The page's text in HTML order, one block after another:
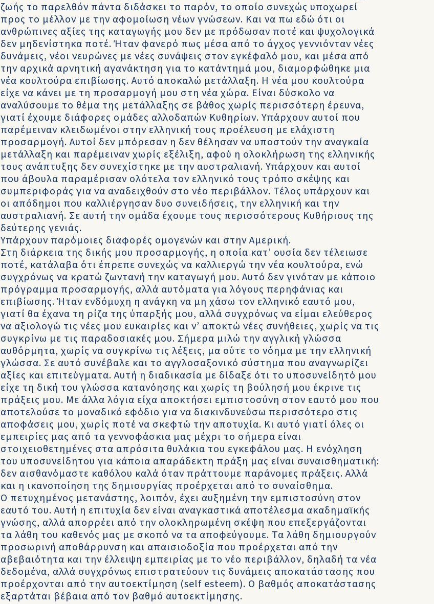
ζωής το παρελθόν πάντα διδάσκει το παρόν, το οποίο συνεχώς υποχωρεί
προς το μέλλον με την αφομοίωση νέων γνώσεων. Και να πω εδώ ότι οι
ανθρώπινες αξίες της καταγωγής μου δεν με πρόδωσαν ποτέ και ψυχολογικά
δεν μηδενίστηκα ποτέ. Ήταν φανερό πως μέσα από το άγχος γεννιόνταν νέες
δυνάμεις, νέοι νευρώνες με νέες συνάψεις στον εγκέφαλό μου, και μέσα από
την αρχικά αρνητική αγανάκτηση για το κατάντημά μου, διαμορφώθηκε μια
νέα κουλτούρα επιβίωσης. Αυτό αποκαλώ μετάλλαξη. Η νέα μου κουλτούρα
είχε να κάνει με τη προσαρμογή μου στη νέα χώρα. Είναι δύσκολο να
αναλύσουμε το θέμα της μετάλλαξης σε βάθος χωρίς περισσότερη έρευνα,
γιατί έχουμε διάφορες ομάδες αλλοδαπών Κυθηρίων. Υπάρχουν αυτοί που
παρέμειναν κλειδωμένοι στην ελληνική τους προέλευση με ελάχιστη
προσαρμογή. Αυτοί δεν μπόρεσαν η δεν θέλησαν να υποστούν την αναγκαία
μετάλλαξη και παρέμειναν χωρίς εξέλιξη, αφού η ολοκλήρωση της ελληνικής
τους ανάπτυξης δεν συνεχίστηκε με την αυστραλιανή. Υπάρχουν και αυτοί
που άβουλα παραμέρισαν ολότελα τον ελληνικό τους τρόπο σκέψης και
συμπεριφοράς για να αναδειχθούν στο νέο περιβάλλον. Τέλος υπάρχουν και
οι απόδημοι που καλλιέργησαν δυο συνειδήσεις, την ελληνική και την
αυστραλιανή. Σε αυτή την ομάδα έχουμε τους περισσότερους Κυθήριους της
δεύτερης γενιάς.
Υπάρχουν παρόμοιες διαφορές ομογενών και στην Αμερική.
Στη διάρκεια της δικής μου προσαρμογής, η οποία κατ’ ουσία δεν τέλειωσε
ποτέ, κατάλαβα ότι έπρεπε συνεχώς να καλλιεργώ την νέα κουλτούρα, ενώ
συγχρόνως να κρατώ ζωντανή την καταγωγή μου. Αυτό δεν γινόταν με κάποιο
πρόγραμμα προσαρμογής, αλλά αυτόματα για λόγους περηφάνιας και
επιβίωσης. Ήταν ενδόμυχη η ανάγκη να μη χάσω τον ελληνικό εαυτό μου,
γιατί θα έχανα τη ρίζα της ύπαρξής μου, αλλά συγχρόνως να είμαι ελεύθερος
να αξιολογώ τις νέες μου ευκαιρίες και ν’ αποκτώ νέες συνήθειες, χωρίς να τις
συγκρίνω με τις παραδοσιακές μου. Σήμερα μιλώ την αγγλική γλώσσα
αυθόρμητα, χωρίς να συγκρίνω τις λέξεις, μα ούτε το νόημα με την ελληνική
γλώσσα. Σε αυτό συνέβαλε και το αγγλοσαξονικό σύστημα που αναγνωρίζει
αξίες και επιτεύγματα. Αυτή η διαδικασία με δίδαξε ότι το υποσυνείδητό μου
είχε τη δική του γλώσσα κατανόησης και χωρίς τη βούλησή μου έκρινε τις
πράξεις μου. Με άλλα λόγια είχα αποκτήσει εμπιστοσύνη στον εαυτό μου που
αποτελούσε το μοναδικό εφόδιο για να διακινδυνεύσω περισσότερο στις
αποφάσεις μου, χωρίς ποτέ να σκεφτώ την αποτυχία. Κι αυτό γιατί όλες οι
εμπειρίες μας από τα γεννοφάσκια μας μέχρι το σήμερα είναι
στοιχειοθετημένες στα απρόσιτα θυλάκια του εγκεφάλου μας. Η ενόχληση
του υποσυνείδητου για κάποια απαράδεκτη πράξη μας είναι συναισθηματική:
δεν αισθανόμαστε καθόλου καλά όταν πράττουμε παράνομες πράξεις. Αλλά
και η ικανοποίηση της δημιουργίας προέρχεται από το συναίσθημα.
Ο πετυχημένος μετανάστης, λοιπόν, έχει αυξημένη την εμπιστοσύνη στον
εαυτό του. Αυτή η επιτυχία δεν είναι αναγκαστικά αποτέλεσμα ακαδημαϊκής
γνώσης, αλλά απορρέει από την ολοκληρωμένη σκέψη που επεξεργάζονται
τα λάθη του καθενός μας με σκοπό να τα αποφεύγουμε. Τα λάθη δημιουργούν
προσωρινή αποθάρρυνση και απαισιοδοξία που προέρχεται από την
αβεβαιότητα και την έλλειψη εμπειρίας με το νέο περιβάλλον, δηλαδή τα νέα
δεδομένα, αλλά συγχρόνως επιστρατεύουν τις δυνάμεις αποκατάστασης που
προέρχονται από την αυτοεκτίμηση (self esteem). Ο βαθμός αποκατάστασης
εξαρτάται βέβαια από τον βαθμό αυτοεκτίμησης.